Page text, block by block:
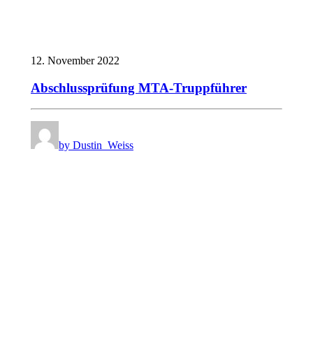
12. November 2022
Abschlussprüfung MTA-Truppführer
by Dustin_Weiss